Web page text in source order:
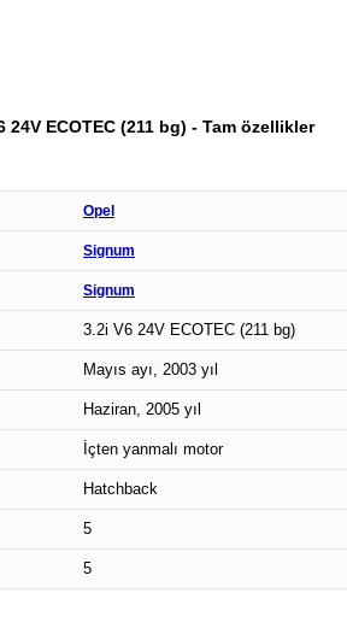
24V ECOTEC (211 bg) - Tam özellikler
Opel
Signum
Signum
3.2i V6 24V ECOTEC (211 bg)
Mayıs ayı, 2003 yıl
Haziran, 2005 yıl
İçten yanmalı motor
Hatchback
5
5